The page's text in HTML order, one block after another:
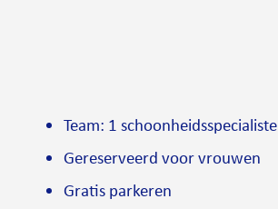
Team: 1 schoonheidsspecialiste
Gereserveerd voor vrouwen
Gratis parkeren